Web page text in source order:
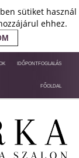
sütiket használ
ehhez.
IDŐPONTFOGLALÁS
FŐOLDAL